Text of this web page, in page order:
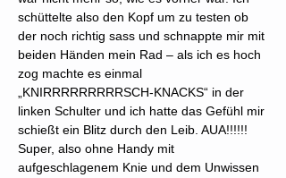
schüttelte also den Kopf um zu testen ob
der noch richtig sass und schnappte mir mit
beiden Händen mein Rad – als ich es hoch
zog machte es einmal
„KNIRRRRRRRRRSCH-KNACKS“ in der
linken Schulter und ich hatte das Gefühl mir
schießt ein Blitz durch den Leib. AUA!!!!!!
Super, also ohne Handy mit
aufgeschlagenem Knie und dem Unwissen